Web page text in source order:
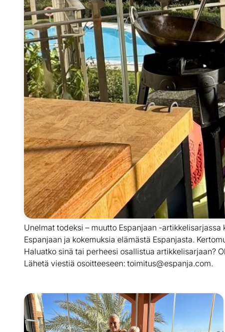
Unelmat todeksi – muutto Espanjaan -
Espanjaan ja kokemuksia elämästä Espanjasta.
Haluatko sinä tai perheesi osallistua artikkelisarjaan?
Lähetä viestiä osoitteeseen: toimitus@espanja.com.